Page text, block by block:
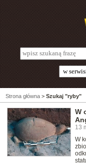
Strona główna > Szukaj "ryby"
W
13
W